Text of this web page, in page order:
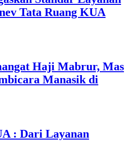
Tata Ruang KUA
Haji Mabrur, Mas
Manasik di
: Dari Layanan